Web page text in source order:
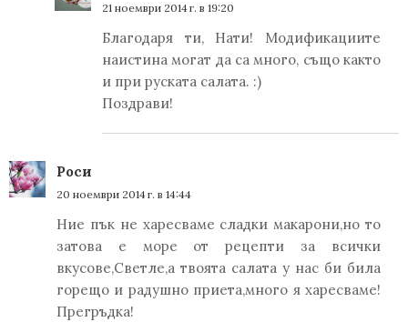
21 ноември 2014 г. в 19:20
Благодаря ти, Нати! Модификациите
наистина могат да са много, също както
и при руската салата. :)
Поздрави!
Роси
20 ноември 2014 г. в 14:44
Ние пък не харесваме сладки макарони,но то
затова е море от рецепти за всички
вкусове,Светле,а твоята салата у нас би била
горещо и радушно приета,много я харесваме!
Прегръдка!